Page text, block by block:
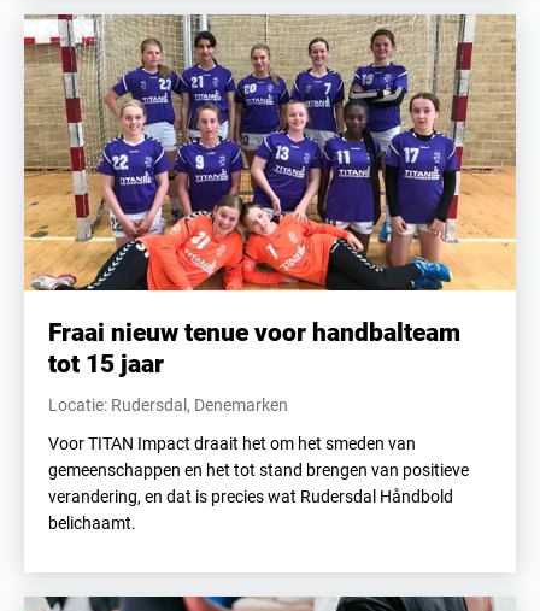
Fraai nieuw tenue voor handbalteam
tot 15 jaar
Locatie: Rudersdal, Denemarken
Voor TITAN Impact draait het om het smeden van
gemeenschappen en het tot stand brengen van positieve
verandering, en dat is precies wat Rudersdal Håndbold
belichaamt.